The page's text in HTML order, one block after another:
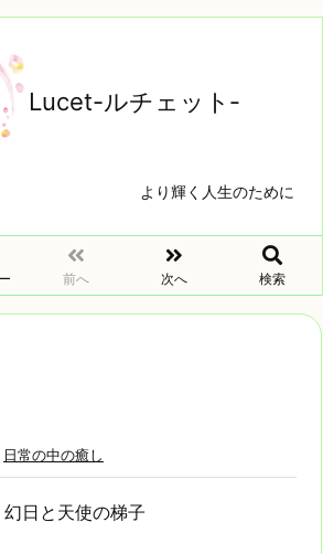
Lucet-ルチェット‐
より輝く人生のために
前へ 次へ 検索
日常の中の癒し
幻日と天使の梯子